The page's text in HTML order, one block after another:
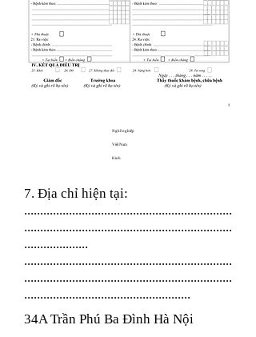
Nghề nghiệp
Việt Nam
Kinh
7. Địa chỉ hiện tại:
.................................................................
.................................................................
....................
.................................................................
.................................................................
....................................................
34A Trần Phú Ba Đình Hà Nội